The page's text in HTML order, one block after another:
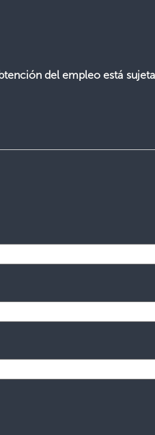
del empleo está